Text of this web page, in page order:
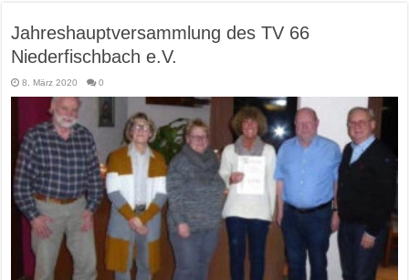
Jahreshauptversammlung des TV 66
Niederfischbach e.V.
8. März 2020 0